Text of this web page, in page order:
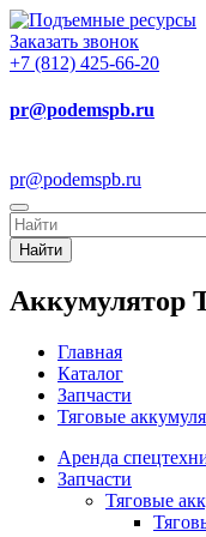
Заказать звонок
+7 (812) 425-66-20
pr@podemspb.ru
pr@podemspb.ru
Найти
Аккумулятор
Главная
Каталог
Запчасти
Тяговые
Аренда
Запчасти
Тяговые